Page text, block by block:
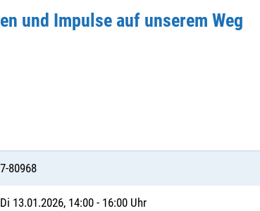
und Impulse auf unserem Weg
7-80968
Di 13.01.2026, 14:00 - 16:00 Uhr